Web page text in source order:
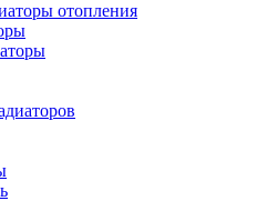
отопления